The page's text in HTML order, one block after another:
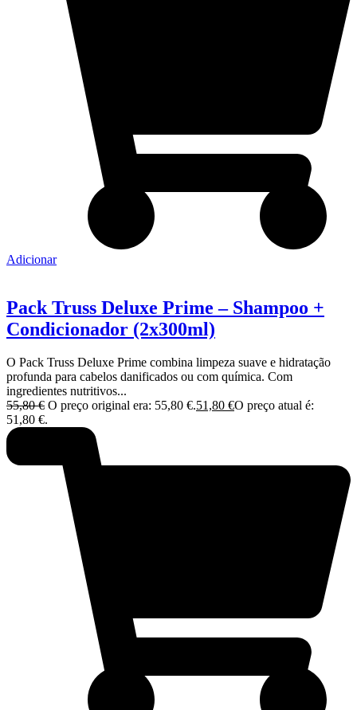
Adicionar
Pack Truss Deluxe Prime – Shampoo +
Condicionador (2x300ml)
O Pack Truss Deluxe Prime combina limpeza suave e hidratação
profunda para cabelos danificados ou com química. Com
ingredientes nutritivos...
55,80€ O preço original era: 55,80 €.51,80 €O preço atual é:
51,80 €.